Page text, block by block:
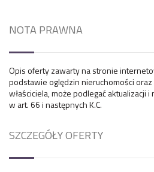
NOTA PRAWNA
Opis oferty zawarty na stronie
podstawie oględzin nieruchomości
właściciela, może podlegać
w art. 66 i następnych K.C.
SZCZEGÓŁY OFERTY